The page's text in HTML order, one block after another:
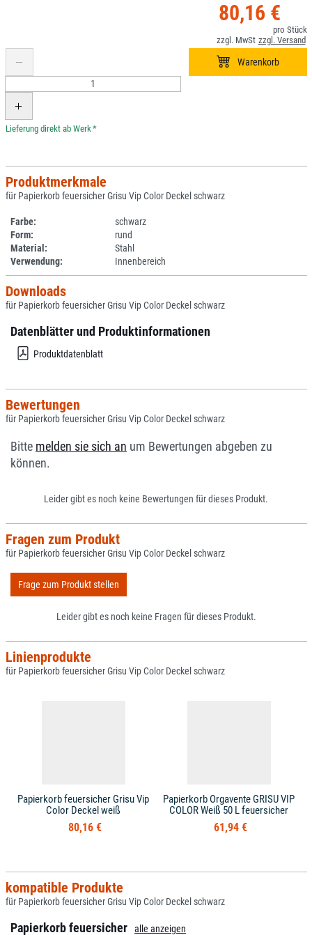
80,16 €
*
Produktmerkmale
für Papierkorb feuersicher Grisu Vip Color Deckel schwarz
Farbe:
schwarz
Form:
rund
Material:
Stahl
Verwendung:
Innenbereich
Downloads
für Papierkorb feuersicher Grisu Vip Color Deckel schwarz
Datenblätter und Produktinformationen
Produktdatenblatt
Bewertungen
für Papierkorb feuersicher Grisu Vip Color Deckel schwarz
Bitte melden sie sich an um Bewertungen abgeben zu
können.
Leider gibt es noch keine Bewertungen für dieses Produkt.
Fragen zum Produkt
für Papierkorb feuersicher Grisu Vip Color Deckel schwarz
Frage zum Produkt stellen
Leider gibt es noch keine Fragen für dieses Produkt.
Linienprodukte
für Papierkorb feuersicher Grisu Vip Color Deckel schwarz
Papierkorb feuersicher Grisu Vip
Color Deckel weiß
80,16 €
Papierkorb Orgavente GRISU VIP
COLOR Weiß 50 L feuersicher
61,94 €
kompatible Produkte
für Papierkorb feuersicher Grisu Vip Color Deckel schwarz
Papierkorb feuersicher alle anzeigen